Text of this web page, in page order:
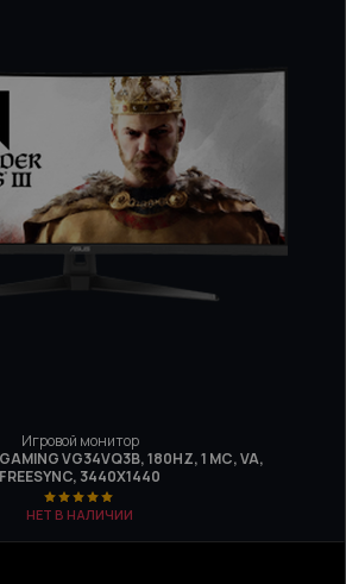
Игровой монитор
VG34VQ3B, 180HZ, 1 МС, VA,
FREESYNC, 3440Х1440
НЕТ В НАЛИЧИИ